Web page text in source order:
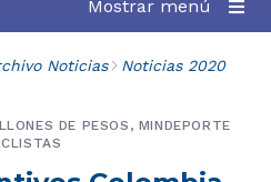
Mostrar menú
Noticias Noticias 2020
DE PESOS, MINDEPORTE